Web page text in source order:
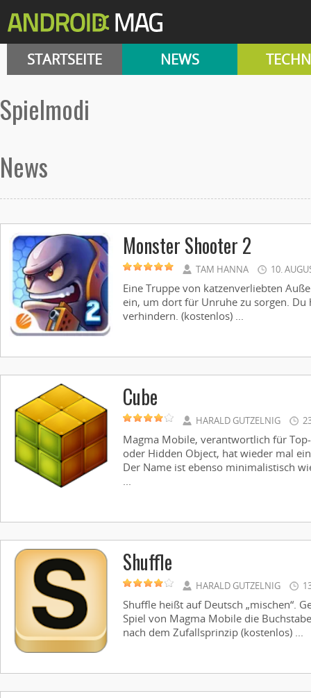
STARTSEITE NEWS
Spielmodi
News
Monster Shooter 2
TAM HANNA 10.
Eine Truppe von katzenverliebten
ein, um dort für Unruhe zu sorgen. Du
verhindern. (kostenlos) ...
Cube
HARALD GUTZELNIG
Magma Mobile, verantwortlich für
oder Hidden Object, hat wieder mal
Der Name ist ebenso minimalistisch
...
Shuffle
HARALD GUTZELNIG
Shuffle heißt auf Deutsch „mischen“.
Spiel von Magma Mobile die
nach dem Zufallsprinzip (kostenlos) ...